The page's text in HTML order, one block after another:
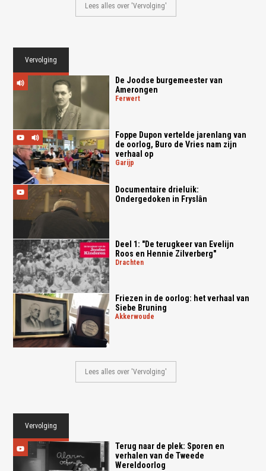
Lees alles over 'Vervolging'
Vervolging
De Joodse burgemeester van
Amerongen
ferwert
Foppe Dupon vertelde jarenlang van
de oorlog, Buro de Vries nam zijn
verhaal op
garijp
Documentaire drieluik:
Ondergedoken in Fryslân
Deel 1: "De terugkeer van Evelijn
Roos en Hennie Zilverberg"
drachten
Friezen in de oorlog: het verhaal van
Siebe Bruning
akkerwoude
Lees alles over 'Vervolging'
Vervolging
Terug naar de plek: Sporen en
verhalen van de Tweede
Wereldoorlog